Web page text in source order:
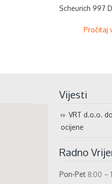
Scheurich 997
Pročitaj
Vijesti
VRT d.o.o.
ocijene
Radno
Pon-Pet 8:00 –